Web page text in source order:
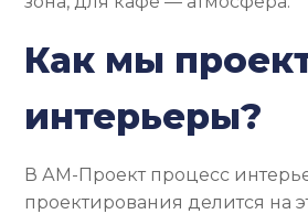
Как мы
интерьеры?
В АМ-Проект процесс
проектирования делится на